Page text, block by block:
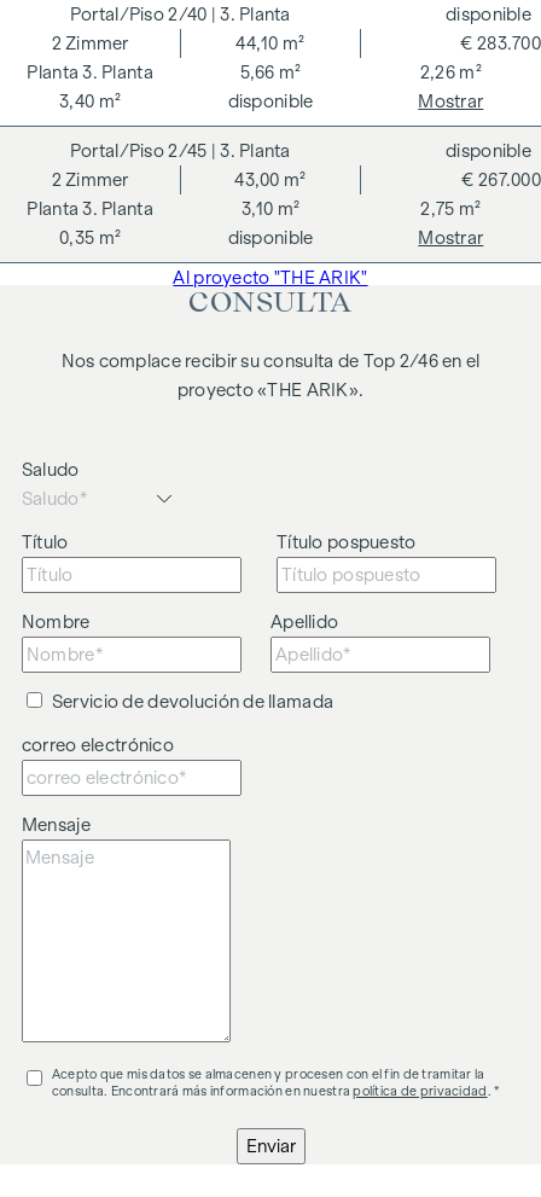
Advertimos que existe una estrecha relación familiar o
económica entre el agente y el tercero a intermediar.
El agente actúa como doble intermediario.
2/40 | 3. Planta
3. Planta
2 Zimmer
44,10 m²
5,66 m²
2,26 m²
3,40 m²
€ 283.700
disponible
disponible
Mostrar
2/45 | 3. Planta
3. Planta
2 Zimmer
43,00 m²
3,10 m²
2,75 m²
0,35 m²
€ 267.000
disponible
disponible
Mostrar
Al proyecto "THE ARIK"
CONSULTA
Nos complace recibir su consulta de Top 2/46 en el
proyecto «THE ARIK».
Saludo
Título Título pospuesto
Nombre Apellido
Servicio de devolución de llamada
correo electrónico
Mensaje
Acepto que mis datos se almacenen y procesen con el fin de tramitar la
consulta. Encontrará más información en nuestrapolítica de privacidad . *
Enviar